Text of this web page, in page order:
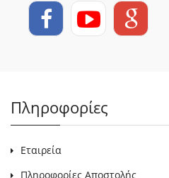
Πληροφορίες
Εταιρεία
Πληροφορίες Αποστολής